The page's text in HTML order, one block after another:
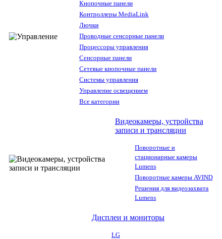
Кнопочные панели
Контроллеры MediaLink
Лючки
Проводные сенсорные панели
Процессоры управления
Сенсорные панели
Сетевые кнопочные панели
Системы управления
Управление освещением
Все категории
Видеокамеры, устройства
записи и трансляции
Поворотные и
стационарные камеры
Lumens
Поворотные камеры AVIND
Решения для видеозахвата
Lumens
Дисплеи и мониторы
LG